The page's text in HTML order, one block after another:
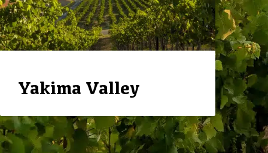
Yakima Valley